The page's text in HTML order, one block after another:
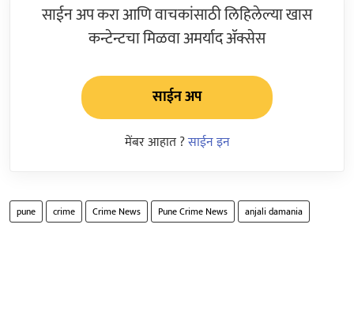
साईन अप करा आणि वाचकांसाठी लिहिलेल्या खास
कन्टेन्टचा मिळवा अमर्याद ॲक्सेस
साईन अप
मेंबर आहात ?साईन इन
pune crime Crime News Pune Crime News anjali damania